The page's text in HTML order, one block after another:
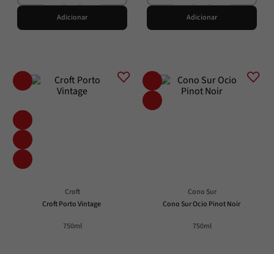
Adicionar Adicionar
Croft
Croft Porto Vintage
750ml
Cono Sur
Cono Sur Ocio Pinot Noir
750ml